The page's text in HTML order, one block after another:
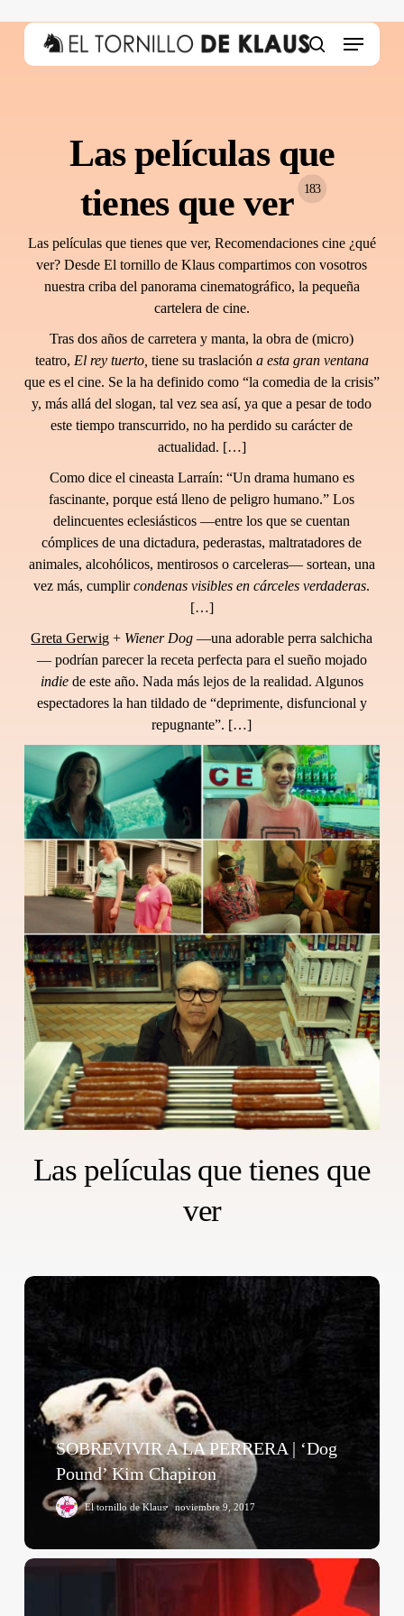
search
Menu
Las películas que
tienes que ver
183
Las películas que tienes que ver, Recomendaciones cine ¿qué
ver? Desde El tornillo de Klaus compartimos con vosotros
nuestra criba del panorama cinematográfico, la pequeña
cartelera de cine.
Tras dos años de carretera y manta, la obra de (micro)
teatro, El rey tuerto, tiene su traslación a esta gran ventana
que es el cine. Se la ha definido como “la comedia de la crisis”
y, más allá del slogan, tal vez sea así, ya que a pesar de todo
este tiempo transcurrido, no ha perdido su carácter de
actualidad. […]
Como dice el cineasta Larraín: “Un drama humano es
fascinante, porque está lleno de peligro humano.” Los
delincuentes eclesiásticos —entre los que se cuentan
cómplices de una dictadura, pederastas, maltratadores de
animales, alcohólicos, mentirosos o carceleras— sortean, una
vez más, cumplircondenas visibles en cárceles verdaderas.
[…]
Greta Gerwig + Wiener Dog —una adorable perra salchicha
—podrían parecer la receta perfecta para el sueño mojado
indiede este año. Nada más lejos de la realidad. Algunos
espectadores la han tildado de “deprimente, disfuncional y
repugnante”. […]
Las películas que tienes que
ver
SOBREVIVIR
LA
PERRERA
‘Dog
Pound’
Kim
Chapiron
SOBREVIVIR A LA PERRERA | ‘Dog
Pound’ Kim Chapiron
El tornillo de Klaus noviembre 9, 2017
Post